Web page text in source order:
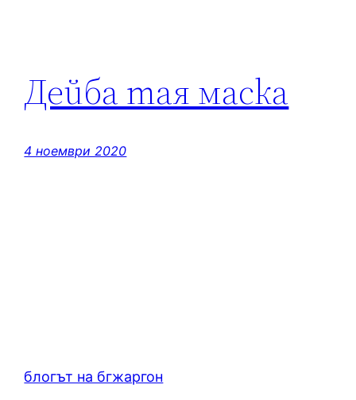
Дейба тая маска
4 ноември 2020
блогът на бгжаргон